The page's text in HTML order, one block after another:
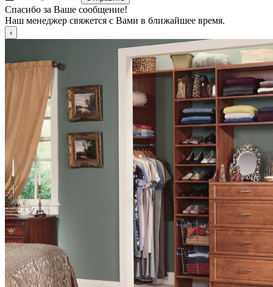
Спасибо за Ваше сообщение!
Наш менеджер свяжется с Вами в ближайшее время.